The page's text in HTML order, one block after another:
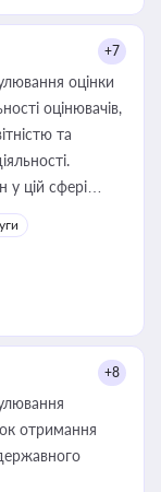
+7
оцінки
оцінювачів,
та
у цій сфері
або
оренди
+8
отримання